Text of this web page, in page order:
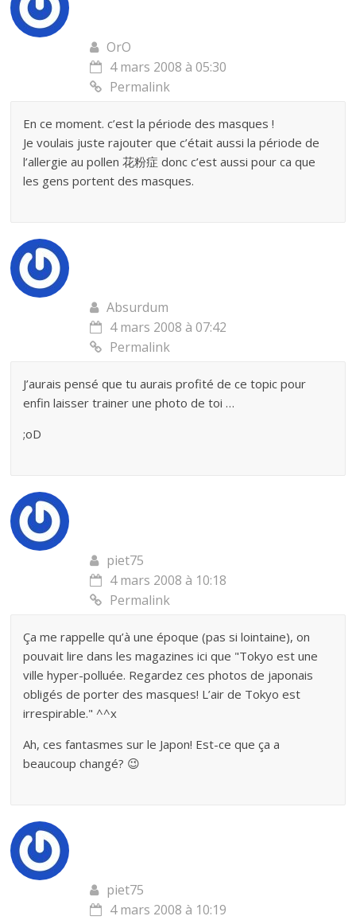
OrO
4 mars 2008 à 05:30
Permalink
En ce moment. c’est la période des masques !
Je voulais juste rajouter que c’était aussi la période de
l’allergie au pollen 花粉症 donc c’est aussi pour ca que
les gens portent des masques.
Absurdum
4 mars 2008 à 07:42
Permalink
J’aurais pensé que tu aurais profité de ce topic pour
enfin laisser trainer une photo de toi …
;oD
piet75
4 mars 2008 à 10:18
Permalink
Ça me rappelle qu’à une époque (pas si lointaine), on
pouvait lire dans les magazines ici que "Tokyo est une
ville hyper-polluée. Regardez ces photos de japonais
obligés de porter des masques! L’air de Tokyo est
irrespirable." ^^x
Ah, ces fantasmes sur le Japon! Est-ce que ça a
beaucoup changé? 😉
piet75
4 mars 2008 à 10:19